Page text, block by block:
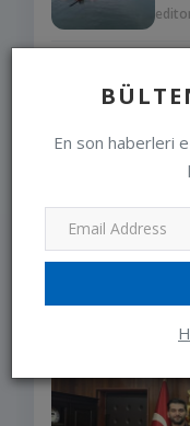
En son haberleri
SEÇIMLERIMIZ